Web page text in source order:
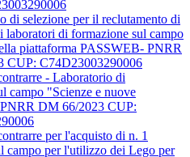
di selezione per il reclutamento di
laboratori di formazione sul campo
piattaforma PASSWEB- PNRR
CUP: C74D23003290006
- Laboratorio di
campo "Scienze e nuove
DM 66/2023 CUP:
per l'acquisto di n. 1
campo per l'utilizzo dei Lego per